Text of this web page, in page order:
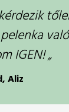
IGEN! „
Aliz